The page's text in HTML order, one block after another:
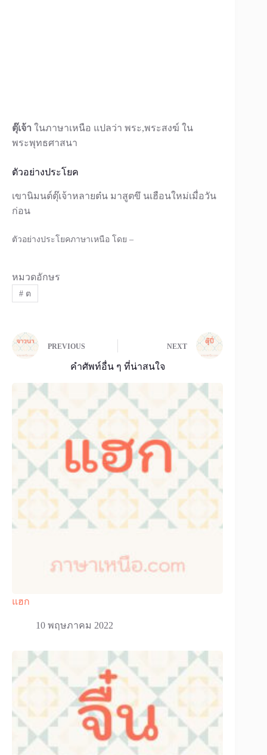
ตุ๊เจ้า ในภาษาเหนือ แปลว่า พระ,พระสงฆ์ ใน
พระพุทธศาสนา
ตัวอย่างประโยค
เขานิมนต์ตุ๊เจ้าหลายต๋น มาสูตขึ นเฮือนใหม่เมื่อวัน
ก่อน
ตัวอย่างประโยคภาษาเหนือ โดย –
หมวดอักษร
#ต
PREVIOUS NEXT
คำศัพท์อื่น ๆ ที่น่าสนใจ
แฮก
10 พฤษภาคม 2022